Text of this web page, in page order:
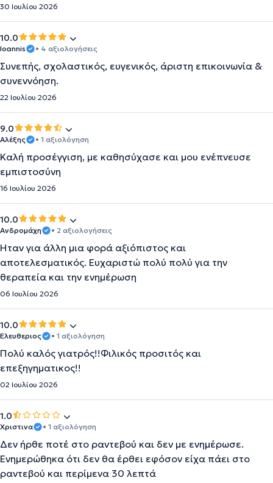
30 Ιουλίου 2026
10.0
Ioannis • 4 αξιολογήσεις
Συνεπής, σχολαστικός, ευγενικός, άριστη επικοινωνία &
συνεννόηση.
22 Ιουλίου 2026
9.0
Αλέξης • 1 αξιολόγηση
Καλή προσέγγιση, με καθησύχασε και μου ενέπνευσε
εμπιστοσύνη
16 Ιουλίου 2026
10.0
Ανδρομάχη • 2 αξιολογήσεις
Ήταν για άλλη μια φορά αξιόπιστος και
αποτελεσματικός. Ευχαριστώ πολύ πολύ για την
θεραπεία και την ενημέρωση
06 Ιουλίου 2026
10.0
Ελευθεριος • 1 αξιολόγηση
Πολύ καλός γιατρός!!Φιλικός προσιτός και
επεξηγηματικος!!
02 Ιουλίου 2026
1.0
Χριστινα • 1 αξιολόγηση
Δεν ήρθε ποτέ στο ραντεβού και δεν με ενημέρωσε.
Ενημερώθηκα ότι δεν θα έρθει εφόσον είχα πάει στο
ραντεβού και περίμενα 30 λεπτά